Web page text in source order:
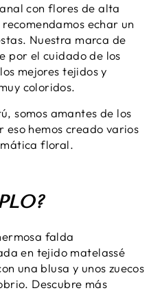
con flores de alta
echar un
Nuestra marca de
por el cuidado de los
mejores tejidos y
coloridos.
somos amantes de los
hemos creado varios
floral.
falda
en tejido matelassé
una blusa y unos zuecos
Descubre más